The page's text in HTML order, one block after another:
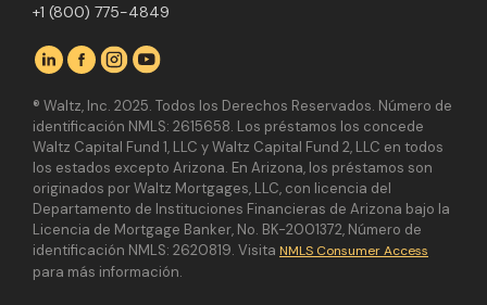
+1 (800) 775-4849
® Waltz, Inc. 2025. Todos los Derechos Reservados. Número de
identificación NMLS: 2615658. Los préstamos los concede
Waltz Capital Fund 1, LLC y Waltz Capital Fund 2, LLC en todos
los estados excepto Arizona. En Arizona, los préstamos son
originados por Waltz Mortgages, LLC, con licencia del
Departamento de Instituciones Financieras de Arizona bajo la
Licencia de Mortgage Banker, No. BK-2001372, Número de
identificación NMLS: 2620819. Visita NMLS Consumer Access
para más información.